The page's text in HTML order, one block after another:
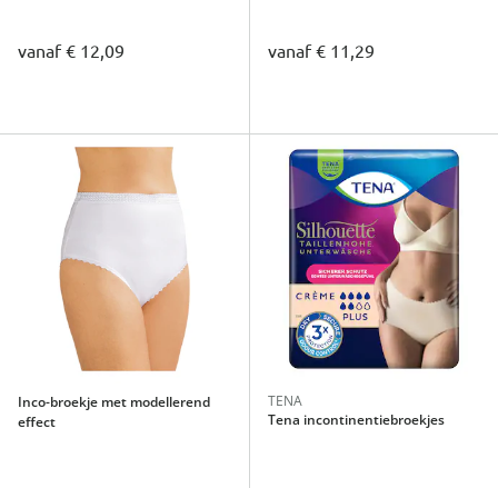
vanaf€ 12,09 vanaf€ 11,29
Inco-broekje met modellerend
effect
TENA
Tena incontinentiebroekjes